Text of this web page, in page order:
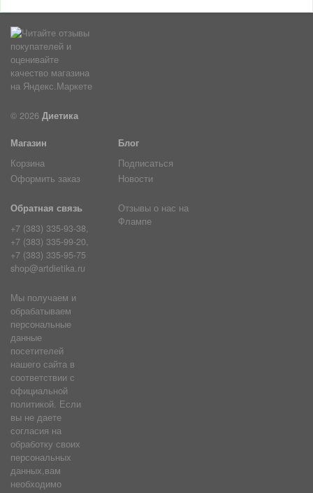
© 2026 Диетика
Магазин
Корзина
Оформить заказ
Блог
Подписаться
Новости
Обратная связь
+7 (383) 335-93-38,
+7 (383) 335-99-20,
+7 (383) 335-95-75
shop@artdietika.ru
Отзывы о нас на
Флампе
Мы получаем и
обрабатываем
персональные
данные
посетителей
нашего сайта в
соответствии с
официальной
политикой. Если
вы не даете
согласия на
обработку своих
персональных
данных,вам
необходимо